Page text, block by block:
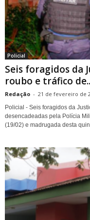
Policial
Seis foragidos da
roubo e tráfico
Redação - 21 de fevereiro de
Policial - Seis foragidos da
desencadeadas pela Polícia
(19/02) e madrugada desta